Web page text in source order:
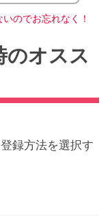
のでお忘れなく！
のオスス
録方法を選択す